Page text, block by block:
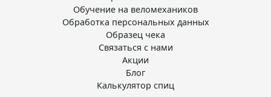
Обучение на веломехаников
Обработка персональных данных
Образец чека
Связаться с нами
Акции
Блог
Калькулятор спиц